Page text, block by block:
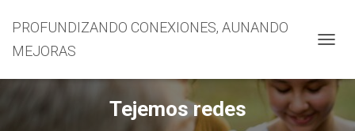
PROFUNDIZANDO CONEXIONES, AUNANDO
MEJORAS
Tejemos redes